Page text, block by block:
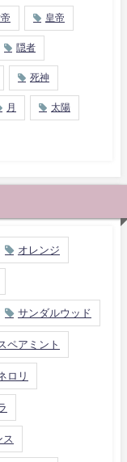
皇帝
隠者
死神
月 太陽
オレンジ
サンダルウッド
ペアミント
ロリ
ス